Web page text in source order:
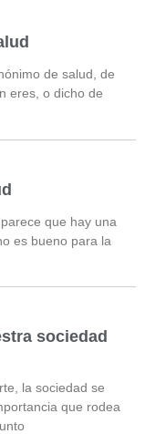
de salud, de
eres, o dicho de
que hay una
es bueno para la
sociedad
la sociedad se
que rodea